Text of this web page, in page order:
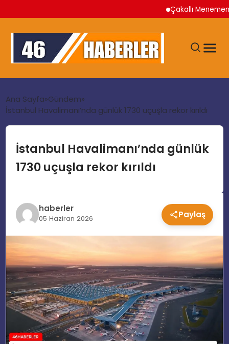
Çakallı Menemeni
GÜNDEM
EKONOMI
TEKNOLOJI
EĞITIM
MAGAZIN
SPOR
YAŞAM
Ana Sayfa Gündem
İstanbul Havalimanı’nda günlük 1730 uçuşla rekor kırıldı
İstanbul Havalimanı’nda günlük
1730 uçuşla rekor kırıldı
haberler
05 Haziran 2026 Paylaş